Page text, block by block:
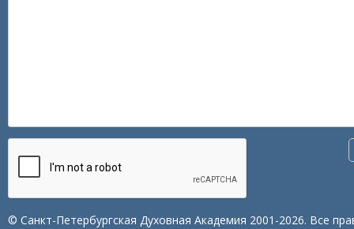
© Санкт-Петербургская Духовная Академия 2001-2026. Все